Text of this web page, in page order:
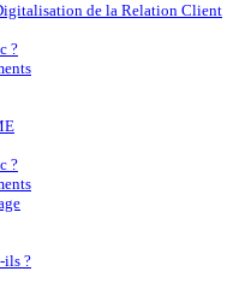
de la Relation Client
?
?
ils ?